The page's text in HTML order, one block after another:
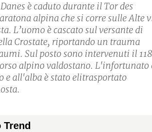
è caduto durante il Tor des
alpina che si corre sulle Alte
L’uomo è cascato sul versante di
Crostate, riportando un trauma
Sul posto sono intervenuti il
alpino valdostano. L'infortunato
e all'alba è stato elitrasportato
Trend